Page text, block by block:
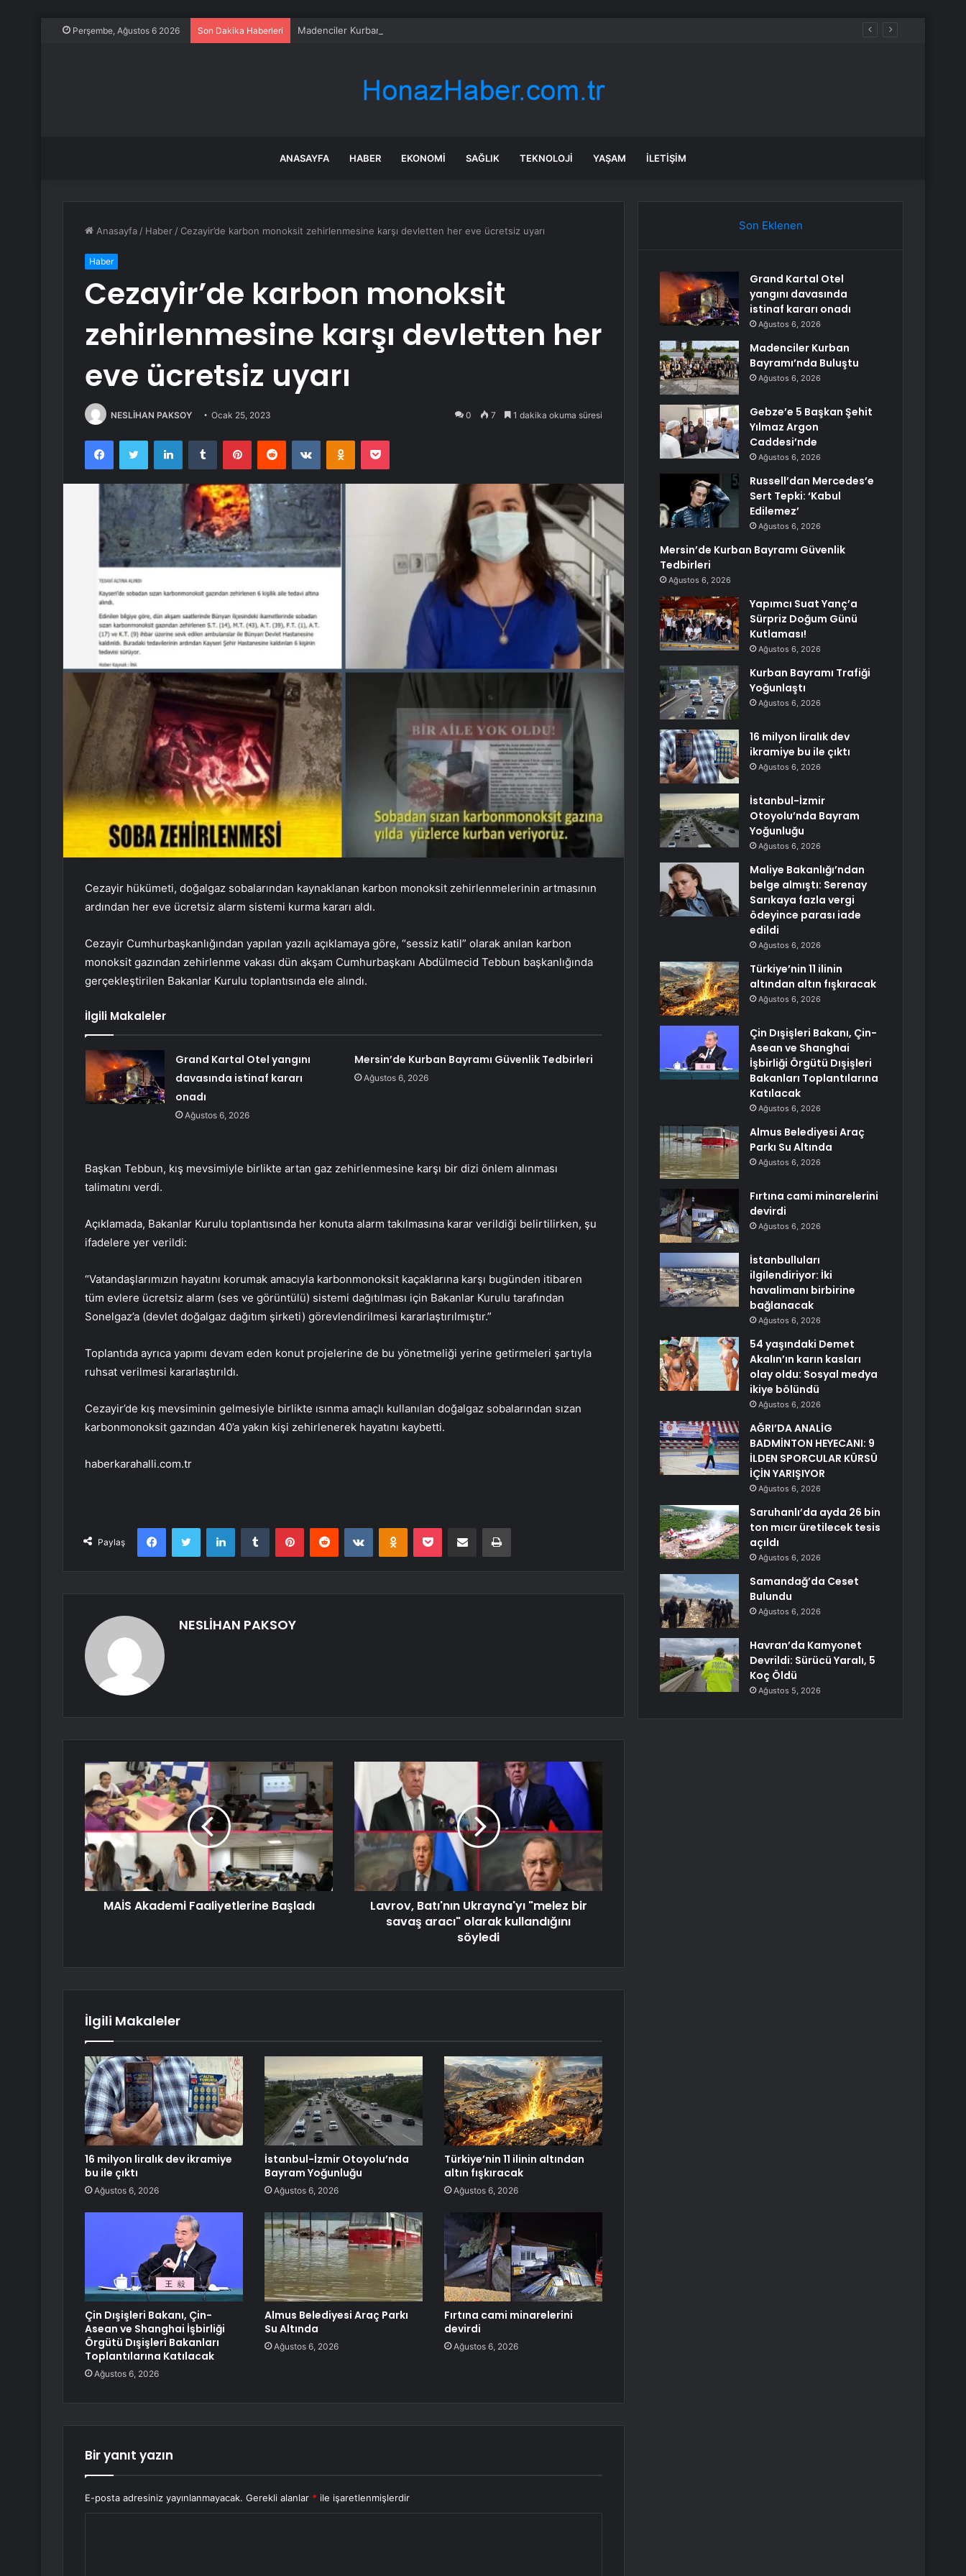
Perşembe, Ağustos 6 2026 Son Dakika Haberleri Madenciler Kurban Bayramı’nda Buluştu
ANASAYFA HABER EKONOMI SAĞLIK TEKNOLOJI YAŞAM İLETIŞIM
Anasayfa / Haber / Cezayir’de karbon monoksit zehirlenmesine karşı devletten her eve ücretsiz uyarı
Haber
Cezayir’de karbon monoksit
zehirlenmesine karşı devletten her
eve ücretsiz uyarı
NESLİHAN PAKSOY Ocak 25, 2023 0 7 1 dakika okuma süresi
FacebookTwitter LinkedInTumblr PinterestReddit VKontakteOdnoklassniki
Pocket
Cezayir hükümeti, doğalgaz sobalarından kaynaklanan karbon monoksit zehirlenmelerinin artmasının
ardından her eve ücretsiz alarm sistemi kurma kararı aldı.
Cezayir Cumhurbaşkanlığından yapılan yazılı açıklamaya göre, “sessiz katil” olarak anılan karbon
monoksit gazından zehirlenme vakası dün akşam Cumhurbaşkanı Abdülmecid Tebbun başkanlığında
gerçekleştirilen Bakanlar Kurulu toplantısında ele alındı.
İlgili Makaleler
Grand Kartal Otel yangını
davasında istinaf kararı
onadı
Ağustos 6, 2026
Mersin’de Kurban Bayramı Güvenlik Tedbirleri
Ağustos 6, 2026
Başkan Tebbun, kış mevsimiyle birlikte artan gaz zehirlenmesine karşı bir dizi önlem alınması
talimatını verdi.
Açıklamada, Bakanlar Kurulu toplantısında her konuta alarm takılmasına karar verildiği belirtilirken, şu
ifadelere yer verildi:
“Vatandaşlarımızın hayatını korumak amacıyla karbonmonoksit kaçaklarına karşı bugünden itibaren
tüm evlere ücretsiz alarm (ses ve görüntülü) sistemi dağıtılması için Bakanlar Kurulu tarafından
Sonelgaz’a (devlet doğalgaz dağıtım şirketi) görevlendirilmesi kararlaştırılmıştır.”
Toplantıda ayrıca yapımı devam eden konut projelerine de bu yönetmeliği yerine getirmeleri şartıyla
ruhsat verilmesi kararlaştırıldı.
Cezayir’de kış mevsiminin gelmesiyle birlikte ısınma amaçlı kullanılan doğalgaz sobalarından sızan
karbonmonoksit gazından 40’a yakın kişi zehirlenerek hayatını kaybetti.
haberkarahalli.com.tr
Paylaş
FacebookTwitter LinkedInTumblr PinterestReddit VKontakteOdnoklassniki
Pocket E-Posta ile paylaş Yazdır
NESLİHAN PAKSOY
MAİS Akademi Faaliyetlerine Başladı
Lavrov, Batı'nın Ukrayna'yı "melez bir
savaş aracı" olarak kullandığını
söyledi
İlgili Makaleler
16 milyon liralık dev ikramiye
bu ile çıktı
Ağustos 6, 2026
İstanbul-İzmir Otoyolu’nda
Bayram Yoğunluğu
Ağustos 6, 2026
Türkiye’nin 11 ilinin altından
altın fışkıracak
Ağustos 6, 2026
Çin Dışişleri Bakanı, Çin-
Asean ve Shanghai İşbirliği
Örgütü Dışişleri Bakanları
Toplantılarına Katılacak
Ağustos 6, 2026
Almus Belediyesi Araç Parkı
Su Altında
Ağustos 6, 2026
Fırtına cami minarelerini
devirdi
Ağustos 6, 2026
Bir yanıt yazın
E-posta adresiniz yayınlanmayacak. Gerekli alanlar * ile işaretlenmişlerdir
Son Eklenen
Grand Kartal Otel
yangını davasında
istinaf kararı onadı
Ağustos 6, 2026
Madenciler Kurban
Bayramı’nda Buluştu
Ağustos 6, 2026
Gebze’e 5 Başkan Şehit
Yılmaz Argon
Caddesi’nde
Ağustos 6, 2026
Russell’dan Mercedes’e
Sert Tepki: ‘Kabul
Edilemez’
Ağustos 6, 2026
Mersin’de Kurban Bayramı Güvenlik
Tedbirleri
Ağustos 6, 2026
Yapımcı Suat Yanç’a
Sürpriz Doğum Günü
Kutlaması!
Ağustos 6, 2026
Kurban Bayramı Trafiği
Yoğunlaştı
Ağustos 6, 2026
16 milyon liralık dev
ikramiye bu ile çıktı
Ağustos 6, 2026
İstanbul-İzmir
Otoyolu’nda Bayram
Yoğunluğu
Ağustos 6, 2026
Maliye Bakanlığı’ndan
belge almıştı: Serenay
Sarıkaya fazla vergi
ödeyince parası iade
edildi
Ağustos 6, 2026
Türkiye’nin 11 ilinin
altından altın fışkıracak
Ağustos 6, 2026
Çin Dışişleri Bakanı, Çin-
Asean ve Shanghai
İşbirliği Örgütü Dışişleri
Bakanları Toplantılarına
Katılacak
Ağustos 6, 2026
Almus Belediyesi Araç
Parkı Su Altında
Ağustos 6, 2026
Fırtına cami minarelerini
devirdi
Ağustos 6, 2026
İstanbulluları
ilgilendiriyor: İki
havalimanı birbirine
bağlanacak
Ağustos 6, 2026
54 yaşındaki Demet
Akalın’ın karın kasları
olay oldu: Sosyal medya
ikiye bölündü
Ağustos 6, 2026
AĞRI’DA ANALİG
BADMİNTON HEYECANI: 9
İLDEN SPORCULAR KÜRSÜ
İÇİN YARIŞIYOR
Ağustos 6, 2026
Saruhanlı’da ayda 26 bin
ton mıcır üretilecek tesis
açıldı
Ağustos 6, 2026
Samandağ’da Ceset
Bulundu
Ağustos 6, 2026
Havran’da Kamyonet
Devrildi: Sürücü Yaralı, 5
Koç Öldü
Ağustos 5, 2026